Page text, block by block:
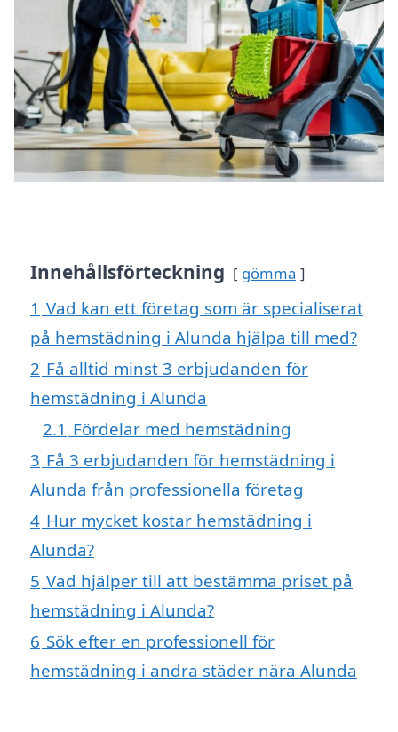
Innehållsförteckning gömma
1 Vad kan ett företag som är specialiserat
på hemstädning i Alunda hjälpa till med?
2 Få alltid minst 3 erbjudanden för
hemstädning i Alunda
2.1 Fördelar med hemstädning
3 Få 3 erbjudanden för hemstädning i
Alunda från professionella företag
4 Hur mycket kostar hemstädning i
Alunda?
5 Vad hjälper till att bestämma priset på
hemstädning i Alunda?
6 Sök efter en professionell för
hemstädning i andra städer nära Alunda